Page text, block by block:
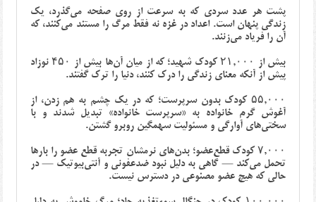
پشت هر عدد سردی که به سرعت از روی صفحه می‌گذرد، یک
زندگی پنهان است. اعداد در غزه نه فقط مرگ را مستند می‌کنند، که
آن را فریاد می‌زنند.
بیش از ۲۱,۰۰۰ کودک شهید؛ که از میان آن‌ها بیش از ۴۵۰ نوزاد
پیش از آنکه معنای زندگی را درک کنند، دنیا را ترک گفتند.
۵۵,۰۰۰ کودک بدون سرپرست؛ که در یک چشم به هم زدن، از
آغوش گرم خانواده به «سرپرست خانواده» تبدیل شدند و با
سختی‌های آوارگی و مسئولیت سهمگین روبرو گشتن.
۷,۰۰۰ کودک قطع‌عضو؛ بدن‌های نرمشان تجربه قطع عضو را بارها
تحمل می‌کند — گاهی به دلیل نبود ضدعفونی و آنتی‌بیوتیک — در
حالی که هیچ عضو مصنوعی در دسترس نیست.